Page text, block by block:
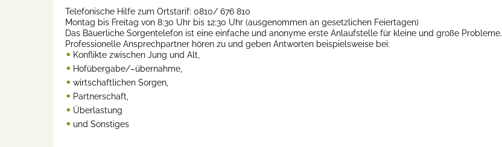
Telefonische Hilfe zum Ortstarif: 0810/ 676 810⁠⁠
Montag bis Freitag von 8:30 Uhr bis 12:30 Uhr (ausgenommen an gesetzlichen Feiertagen)
Das Bäuerliche Sorgentelefon ist eine einfache und anonyme erste Anlaufstelle für kleine und große Probleme.
Professionelle Ansprechpartner hören zu und geben Antworten beispielsweise bei:
Konflikte zwischen Jung und Alt,
Hofübergabe/–übernahme,
wirtschaftlichen Sorgen,
Partnerschaft,
Überlastung
und Sonstiges